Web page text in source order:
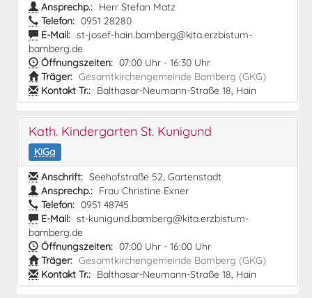
Ansprechp.: Herr Stefan Matz
Telefon: 0951 28280
E-Mail: st-josef-hain.bamberg@kita.erzbistum-
bamberg.de
Öffnungszeiten: 07:00 Uhr - 16:30 Uhr
Träger: Gesamtkirchengemeinde Bamberg (GKG)
Kontakt Tr.: Balthasar-Neumann-Straße 18, Hain
Kath. Kindergarten St. Kunigund
KiGa
Anschrift: Seehofstraße 52, Gartenstadt
Ansprechp.: Frau Christine Exner
Telefon: 0951 48745
E-Mail: st-kunigund.bamberg@kita.erzbistum-
bamberg.de
Öffnungszeiten: 07:00 Uhr - 16:00 Uhr
Träger: Gesamtkirchengemeinde Bamberg (GKG)
Kontakt Tr.: Balthasar-Neumann-Straße 18, Hain